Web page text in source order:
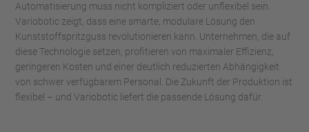
Automatisierung muss nicht kompliziert oder unflexibel sein.
Variobotic zeigt, dass eine smarte, modulare Lösung den
Kunststoffspritzguss revolutionieren kann. Unternehmen, die auf
diese Technologie setzen, profitieren von maximaler Effizienz,
geringeren Kosten und einer deutlich reduzierten Abhängigkeit
von schwer verfügbarem Personal. Die Zukunft der Produktion ist
flexibel – und Variobotic liefert die passende Lösung dafür.